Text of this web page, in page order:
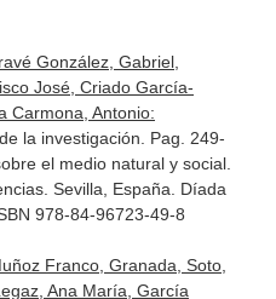
González, Gabriel,
José, Criado García-
Carmona, Antonio:
la investigación. Pag. 249-
el medio natural y social.
. Sevilla, España. Díada
978-84-96723-49-8
Franco, Granada, Soto,
Ana María, García